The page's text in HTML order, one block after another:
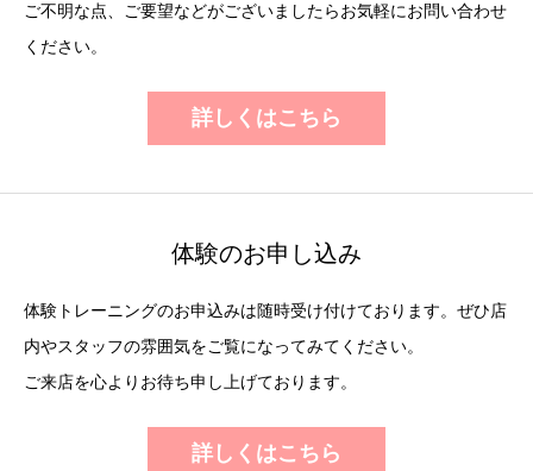
ご不明な点、ご要望などがございましたらお気軽にお問い合わせ
ください。
詳しくはこちら
体験のお申し込み
体験トレーニングのお申込みは随時受け付けております。ぜひ店
内やスタッフの雰囲気をご覧になってみてください。
ご来店を心よりお待ち申し上げております。
詳しくはこちら